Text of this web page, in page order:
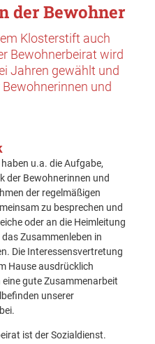
der Bewohner
Klosterstift auch
Bewohnerbeirat wird
Jahren gewählt und
und
u.a. die Aufgabe,
der Bewohnerinnen und
der regelmäßigen
zu besprechen und
oder an die Heimleitung
Zusammenleben in
Die Interessensvertretung
Hause ausdrücklich
gute Zusammenarbeit
unserer
ist der Sozialdienst.